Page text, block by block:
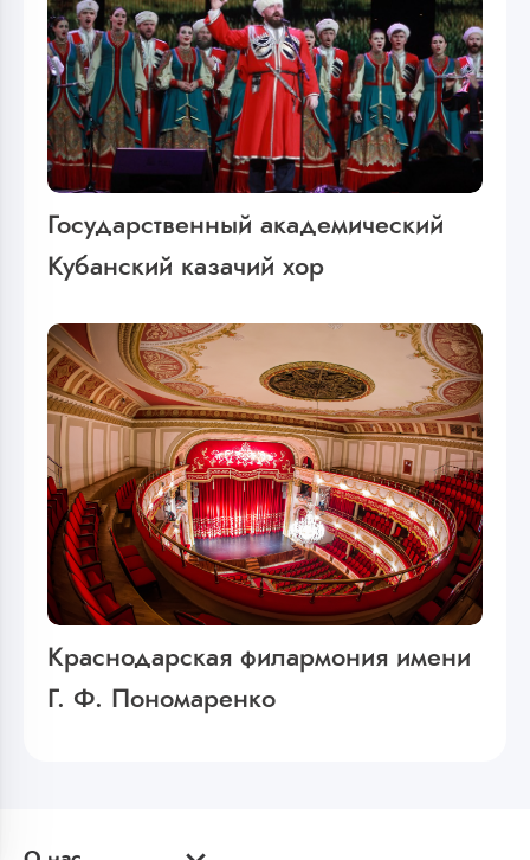
Государственный академический
Кубанский казачий хор
Краснодарская филармония имени
Г. Ф. Пономаренко